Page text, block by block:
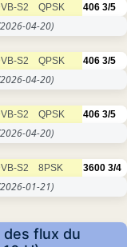
S2 QPSK 406 3/5
04-20)
S2 QPSK 406 3/5
04-20)
S2 QPSK 406 3/5
04-20)
S2 8PSK 3600 3/4
01-21)
flux du